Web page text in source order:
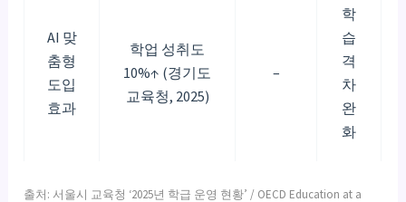
AI 맞
춤형
도입
효과
학업 성취도
10%↑ (경기도
교육청, 2025)
–
학
습
격
차
완
화
출처: 서울시 교육청 ‘2025년 학급 운영 현황’ / OECD Education at a